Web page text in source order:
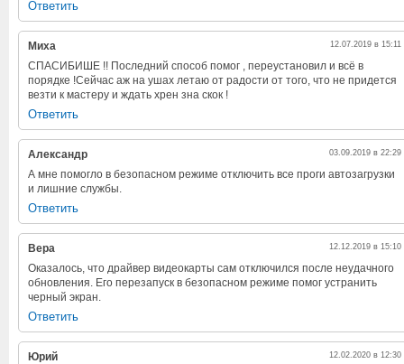
Ответить
Миха 12.07.2019 в 15:11
СПАСИБИШЕ !! Последний способ помог , переустановил и всё в
порядке !Сейчас аж на ушах летаю от радости от того, что не придется
везти к мастеру и ждать хрен зна скок !
Ответить
Александр 03.09.2019 в 22:29
А мне помогло в безопасном режиме отключить все проги автозагрузки
и лишние службы.
Ответить
Вера 12.12.2019 в 15:10
Оказалось, что драйвер видеокарты сам отключился после неудачного
обновления. Его перезапуск в безопасном режиме помог устранить
черный экран.
Ответить
Юрий 12.02.2020 в 12:30